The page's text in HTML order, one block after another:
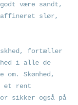
være sandt,
slør,
fortæller
i alle de
Skønhed,
et rent
sikker også på